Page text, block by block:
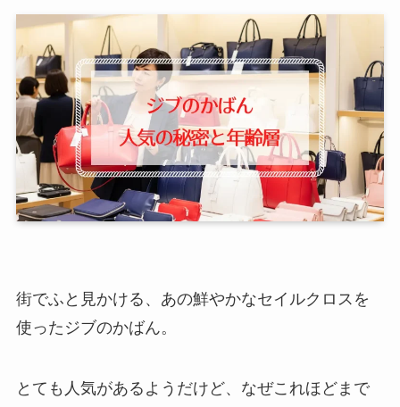
街でふと見かける、あの鮮やかなセイルクロスを
使ったジブのかばん。
とても人気があるようだけど、なぜこれほどまで